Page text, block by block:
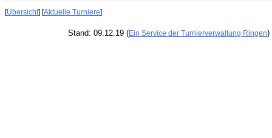
[Übersicht] [Aktuelle Turniere]
Stand: 09.12.19 (Ein Service der Turnierverwaltung Ringen)